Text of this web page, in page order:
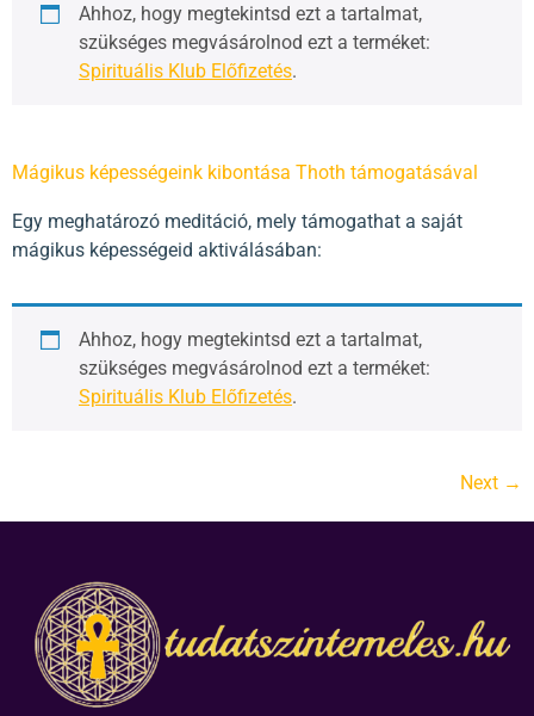
Ahhoz, hogy megtekintsd ezt a tartalmat,
szükséges megvásárolnod ezt a terméket:
Spirituális Klub Előfizetés.
Mágikus képességeink kibontása Thoth támogatásával
Egy meghatározó meditáció, mely támogathat a saját
mágikus képességeid aktiválásában:
Ahhoz, hogy megtekintsd ezt a tartalmat,
szükséges megvásárolnod ezt a terméket:
Spirituális Klub Előfizetés.
Next →